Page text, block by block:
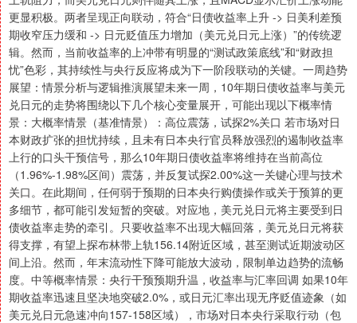
更显积极。两者呈现正向联动，符合“日债收益率上升 -> 日美利差预
期收窄压力缓和 -> 日元贬值压力增加（美元兑日元上涨）”的传统逻
辑。然而，当前收益率的上冲带有明显的“测试政策底线”和“财政担
忧”色彩，其持续性与央行反应将成为下一阶段联动的关键。一周趋势
展望：情景分析与逻辑推演展望未来一周，10年期日债收益率与美元
兑日元的走势将围绕以下几个核心变量展开，可能出现以下概率情
景：大概率情景（基准情景）：高位震荡，试探2%关口 若市场对日
本财政扩张的担忧持续，且未有日本央行官员释放强烈的遏制收益率
上行的口头干预信号，那么10年期日债收益率将维持在当前高位
（1.96%-1.98%区间）震荡，并反复试探2.00%这一关键心理与技术
关口。在此期间，任何弱于预期的日本央行购债操作或关于预算的更
多细节，都可能引发短暂的突破。对应地，美元兑日元将主要受到日
债收益率走势的牵引。只要收益率不出现大幅回落，美元兑日元将获
得支撑，有望上探布林带上轨156.14附近区域，甚至测试近期波动区
间上沿。然而，年末流动性下降可能放大波动，限制单边趋势的流畅
度。中等概率情景：央行干预预期升温，收益率与汇率回调 如果10年
期收益率迅速且坚决地突破2.0%，或日元汇率出现无序贬值迹象（如
美元兑日元急速冲向157-158区域），市场对日本央行采取行动（包